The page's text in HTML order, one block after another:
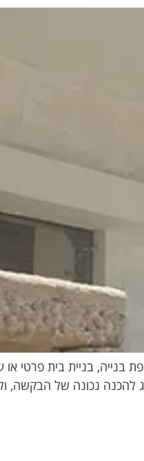
בניית בית פרטי או
להכנה נכונה של הבקשה,